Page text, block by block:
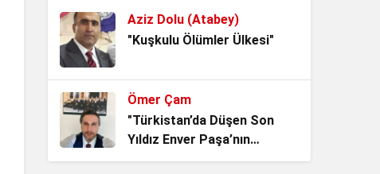
Noter Çilesi, Makamı alan
kendisini Hukukun Üstünde
Vesayetin Kurumsallaşması
“ideal iktidarlar ideal toplum
Aziz Dolu (Atabey)
"Kuşkulu Ölümler Ülkesi"
Ömer Çam
"Türkistan’da Düşen Son
Yıldız Enver Paşa’nın
Ardından Bir Asrı Aşan